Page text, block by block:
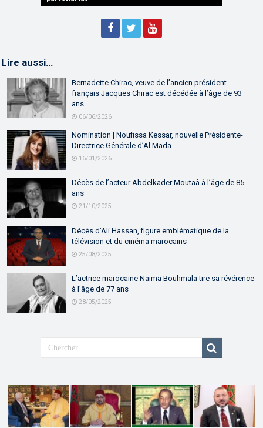
Lire aussi…
Bernadette Chirac, veuve de l’ancien président
français Jacques Chirac est décédée à l’âge de 93
ans
06/06/2026
Nomination | Noufissa Kessar, nouvelle Présidente-
Directrice Générale d’Al Mada
16/01/2026
Décès de l’acteur Abdelkader Moutaâ à l’âge de 85
ans
21/10/2025
Décès d’Ali Hassan, figure emblématique de la
télévision et du cinéma marocains
25/08/2025
L’actrice marocaine Naïma Bouhmala tire sa révérence
à l’âge de 77 ans
28/05/2025